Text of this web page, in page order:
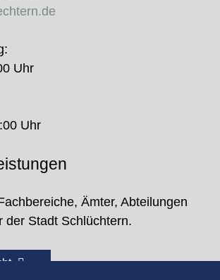
Uhr
Uhr
Ämter, Abteilungen
der Stadt Schlüchtern.